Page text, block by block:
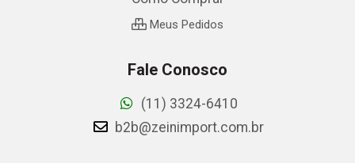
Meus Pedidos
Fale Conosco
(11) 3324-6410
b2b@zeinimport.com.br